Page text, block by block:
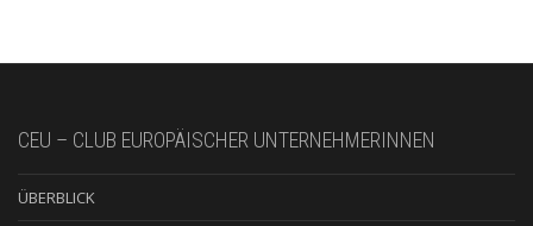
CEU – CLUB EUROPÄISCHER UNTERNEHMERINNEN
ÜBERBLICK